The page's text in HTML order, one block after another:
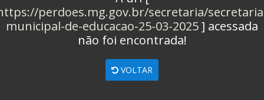
perdoes.mg.gov.br/secretaria/
municipal-de-educacao-25-03-2025] acessada
não foi encontrada!
VOLTAR